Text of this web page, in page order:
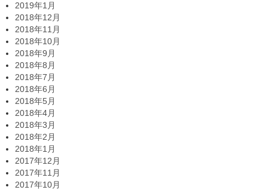
2019年1月
2018年12月
2018年11月
2018年10月
2018年9月
2018年8月
2018年7月
2018年6月
2018年5月
2018年4月
2018年3月
2018年2月
2018年1月
2017年12月
2017年11月
2017年10月